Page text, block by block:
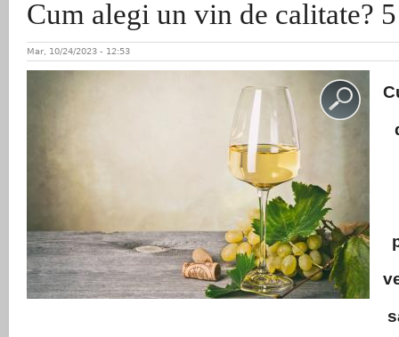
Cum alegi un vin de calitate?
Mar, 10/24/2023 - 12:53